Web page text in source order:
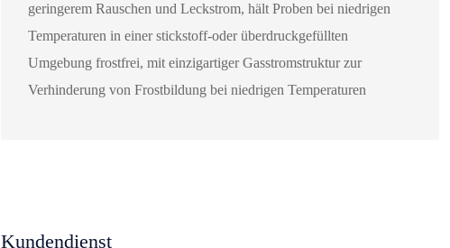
geringerem Rauschen und Leckstrom, hält Proben bei niedrigen
Temperaturen in einer stickstoff-oder überdruckgefüllten
Umgebung frostfrei, mit einzigartiger Gasstromstruktur zur
Verhinderung von Frostbildung bei niedrigen Temperaturen
Kundendienst